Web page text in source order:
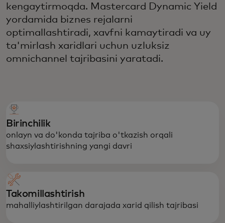
kengaytirmoqda. Mastercard Dynamic Yield
yordamida biznes rejalarni
optimallashtiradi, xavfni kamaytiradi va uy
ta'mirlash xaridlari uchun uzluksiz
omnichannel tajribasini yaratadi.
Birinchilik
onlayn va do'konda tajriba o'tkazish orqali
shaxsiylashtirishning yangi davri
Takomillashtirish
mahalliylashtirilgan darajada xarid qilish tajribasi